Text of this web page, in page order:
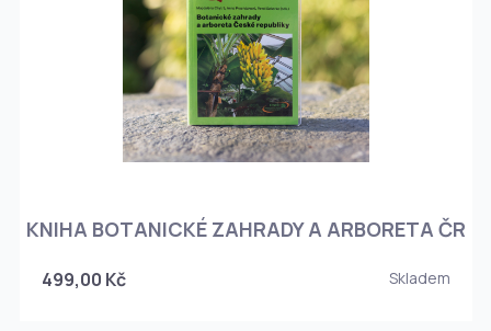
KNIHA BOTANICKÉ ZAHRADY A ARBORETA ČR
499,00 Kč Skladem